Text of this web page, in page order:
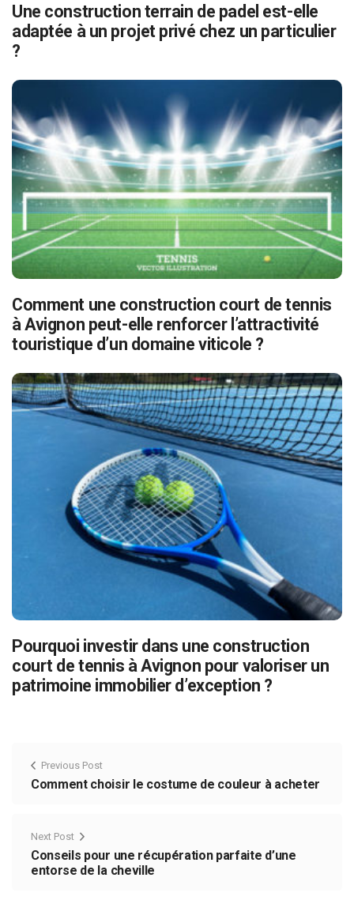
Une construction terrain de padel est-elle
adaptée à un projet privé chez un particulier
?
Comment une construction court de tennis
à Avignon peut-elle renforcer l’attractivité
touristique d’un domaine viticole ?
Pourquoi investir dans une construction
court de tennis à Avignon pour valoriser un
patrimoine immobilier d’exception ?
Previous Post
Comment choisir le costume de couleur à acheter
Next Post
Conseils pour une récupération parfaite d’une
entorse de la cheville